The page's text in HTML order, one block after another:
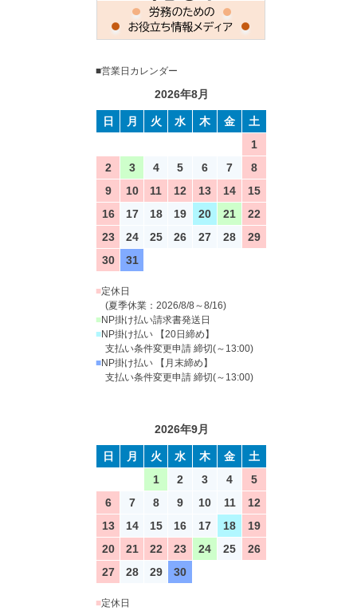
■営業日カレンダー
2026年8月
日 月 火 水 木 金
土
1
2
3 4 5 6 7
8
9
10 11 12 13 14
15
16
17 18 19 20 21
22
23
24 25 26 27 28
29
30
31
■定休日
(夏季休業：2026/8/8～8/16)
■NP掛け払い請求書発送日
■NP掛け払い 【20日締め】
支払い条件変更申請 締切(～13:00)
■NP掛け払い 【月末締め】
支払い条件変更申請 締切(～13:00)
2026年9月
日 月 火 水 木 金
土
1
2 3 4
5
6
7 8 9 10 11
12
13
14 15 16 17 18
19
20
21 22 23 24 25
26
27
28 29 30
■定休日